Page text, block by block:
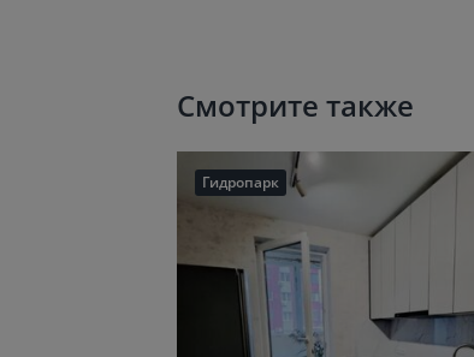
Смотрите также
Гидропарк